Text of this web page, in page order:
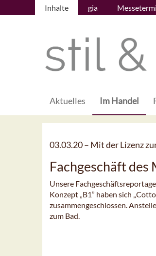
Inhalte gia
Aktuelles Im Handel
03.03.20 – Mit der Lizenz
Fachgeschäft des
Unsere
Konzept „B1” haben sich
zusammengeschlossen.
zum Bad.